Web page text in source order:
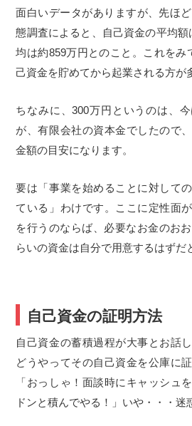
面白いデータがありますが、先ほ
態調査によると、自己資金の平均
均は約859万円とのこと。これをみ
己資金を貯めてから起業される方が
ちなみに、300万円というのは、
が、有限会社の資本金でしたので
金額の目安になります。
要は「事業を始めることに対して
ている」わけです。ここに定性面
を行うのならば、必要なお金のお
らいの資金は自分で用意するはずだ
自己資金の証明方法
自己資金の蓄積過程が大事とお話
どうやってその自己資金を公庫に
「おっしゃ！面談時にキャッシュ
ドンと積んでやる！」いや・・・迷